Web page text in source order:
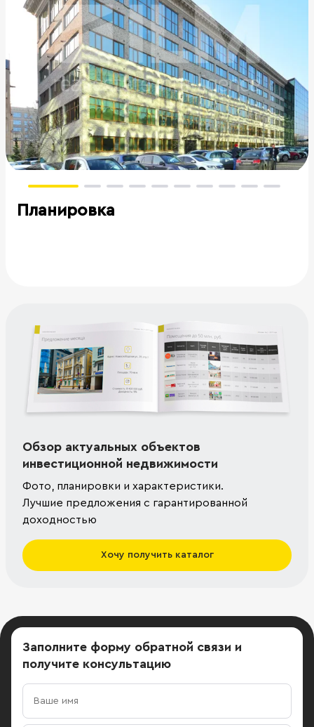
Планировка
Обзор актуальных объектов
инвестиционной недвижимости
Фото, планировки и характеристики.
Лучшие предложения с гарантированной
доходностью
Хочу получить каталог
Заполните форму обратной связи и
получите консультацию